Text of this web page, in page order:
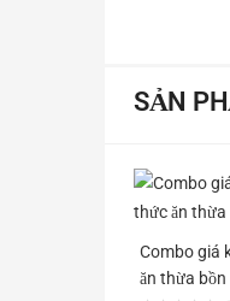
SẢN
Combo giá
ăn thừa